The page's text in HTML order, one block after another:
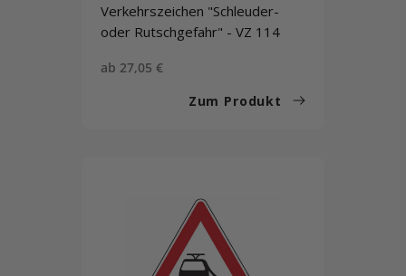
Verkehrszeichen "Schleuder-
oder Rutschgefahr" - VZ 114
Sonderpreis
ab 27,05 €
Zum Produkt